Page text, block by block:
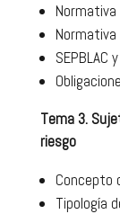
Normativa
Tema 3.
riesgo
Concepto
Tipología